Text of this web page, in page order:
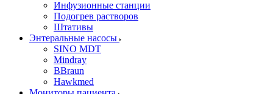
Инфузионные станции
Подогрев растворов
Штативы
Энтеральные насосы
SINO MDT
Mindray
BBraun
Hawkmed